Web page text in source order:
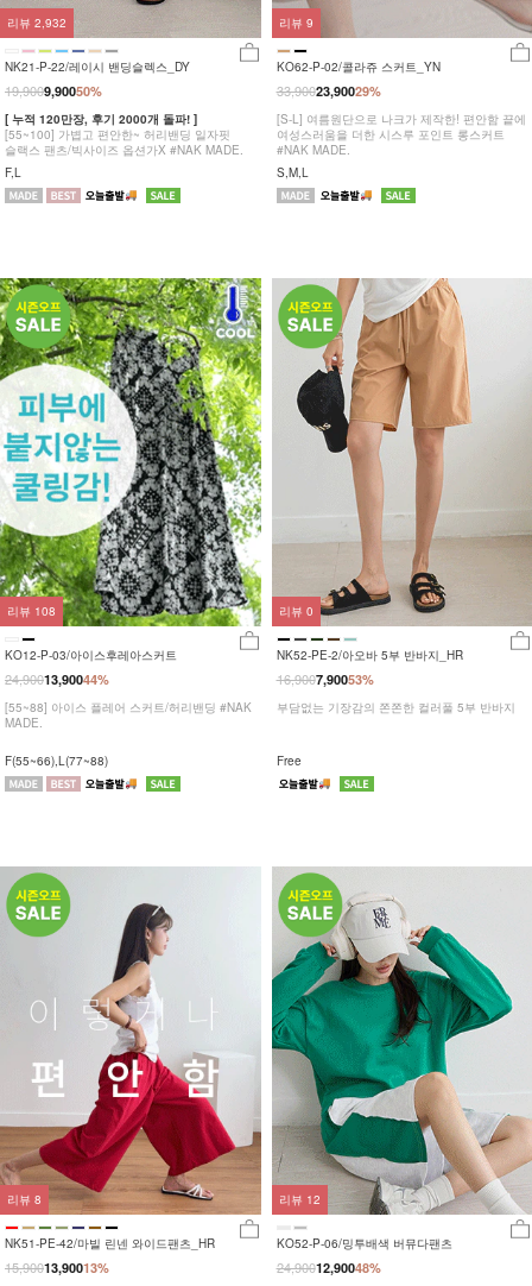
NK21-P-22/레이시 밴딩슬렉스_DY
50%
19,9009,900
[ 누적 120만장, 후기 2000개 돌파! ]
[55~100] 가볍고 편안한~ 허리밴딩 일자핏
슬랙스 팬츠/빅사이즈 옵션가X #NAK MADE.
F,L
리뷰 2,932
KO62-P-02/콜라쥬 스커트_YN
29%
33,90023,900
[S-L] 여름원단으로 나크가 제작한! 편안함 끝에
여성스러움을 더한 시스루 포인트 롱스커트
#NAK MADE.
S,M,L
리뷰 9
KO12-P-03/아이스후레아스커트
44%
24,90013,900
[55~88] 아이스 플레어 스커트/허리밴딩 #NAK
MADE.
F(55~66),L(77~88)
리뷰 108
NK52-PE-2/아오바 5부 반바지_HR
53%
16,9007,900
부담없는 기장감의 쫀쫀한 컬러풀 5부 반바지
Free
리뷰 0
NK51-PE-42/마빌 린넨 와이드팬츠_HR
13%
15,90013,900
리뷰 8
KO52-P-06/밍투배색 버뮤다팬츠
48%
24,90012,900
리뷰 12